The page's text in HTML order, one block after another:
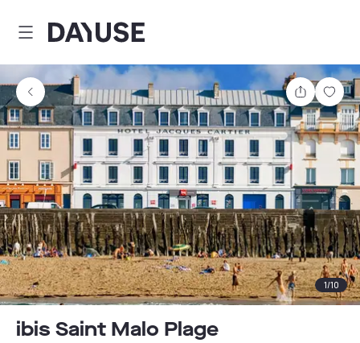
Dayuse
Teilen
1/10
ibis Saint Malo Plage